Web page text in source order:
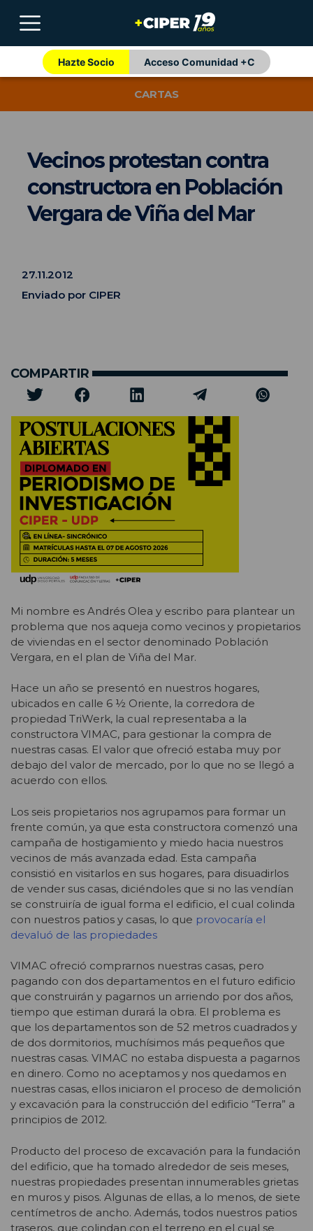
Hazte Socio Acceso Comunidad +C
CARTAS
Vecinos protestan contra
constructora en Población
Vergara de Viña del Mar
27.11.2012
Enviado por CIPER
COMPARTIR
Mi nombre es Andrés Olea y escribo para plantear un
problema que nos aqueja como vecinos y propietarios
de viviendas en el sector denominado Población
Vergara, en el plan de Viña del Mar.
Hace un año se presentó en nuestros hogares,
ubicados en calle 6 ½ Oriente, la corredora de
propiedad TriWerk, la cual representaba a la
constructora VIMAC, para gestionar la compra de
nuestras casas. El valor que ofreció estaba muy por
debajo del valor de mercado, por lo que no se llegó a
acuerdo con ellos.
Los seis propietarios nos agrupamos para formar un
frente común, ya que esta constructora comenzó una
campaña de hostigamiento y miedo hacia nuestros
vecinos de más avanzada edad. Esta campaña
consistió en visitarlos en sus hogares, para disuadirlos
de vender sus casas, diciéndoles que si no las vendían
se construiría de igual forma el edificio, el cual colinda
con nuestros patios y casas, lo que provocaría el
devaluó de las propiedades
VIMAC ofreció comprarnos nuestras casas, pero
pagando con dos departamentos en el futuro edificio
que construirán y pagarnos un arriendo por dos años,
tiempo que estiman durará la obra. El problema es
que los departamentos son de 52 metros cuadrados y
de dos dormitorios, muchísimos más pequeños que
nuestras casas. VIMAC no estaba dispuesta a pagarnos
en dinero. Como no aceptamos y nos quedamos en
nuestras casas, ellos iniciaron el proceso de demolición
y excavación para la construcción del edificio “Terra” a
principios de 2012.
Producto del proceso de excavación para la fundación
del edificio, que ha tomado alrededor de seis meses,
nuestras propiedades presentan innumerables grietas
en muros y pisos. Algunas de ellas, a lo menos, de siete
centímetros de ancho. Además, todos nuestros patios
traseros, que colindan con el terreno en el cual se